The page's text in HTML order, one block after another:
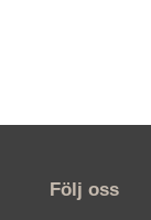
Följ oss